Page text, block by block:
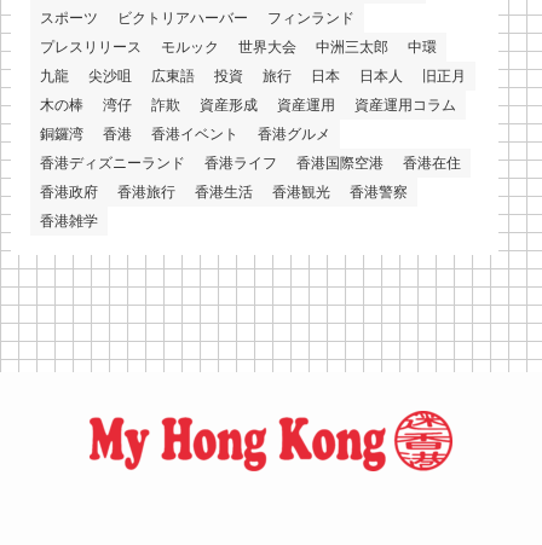
スポーツ
ビクトリアハーバー
フィンランド
プレスリリース
モルック 世界大会 中洲三太郎
中環
九龍
尖沙咀 広東語 投資 旅行 日本 日本人
旧正月
木の棒
湾仔 詐欺 資産形成 資産運用
資産運用コラム
銅鑼湾
香港 香港イベント
香港グルメ
香港ディズニーランド
香港ライフ 香港国際空港
香港在住
香港政府
香港旅行 香港生活 香港観光
香港警察
香港雑学